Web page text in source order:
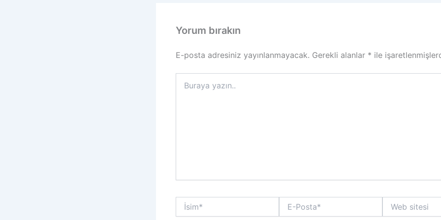
Yorum bırakın
E-posta adresiniz yayınlanmayacak. Gerekli alanlar * ile
yazın..
İsim*
Posta*
sitesi